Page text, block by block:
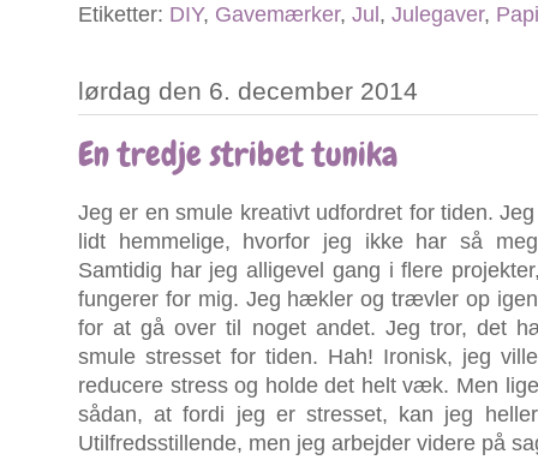
Etiketter: DIY, Gavemærker, Jul, Julegaver,
lørdag den 6. december 2014
En tredje stribet tunika
Jeg er en smule kreativt udfordret for tiden.
lidt hemmelige, hvorfor jeg ikke har så
Samtidig har jeg alligevel gang i flere
fungerer for mig. Jeg hækler og trævler op
for at gå over til noget andet. Jeg tror, det
smule stresset for tiden. Hah! Ironisk, jeg
reducere stress og holde det helt væk. Men
sådan, at fordi jeg er stresset, kan jeg
Utilfredsstillende, men jeg arbejder videre på